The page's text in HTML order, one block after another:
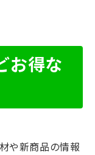
お得な
や新商品の情報